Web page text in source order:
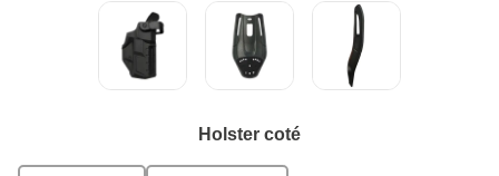
Holster coté